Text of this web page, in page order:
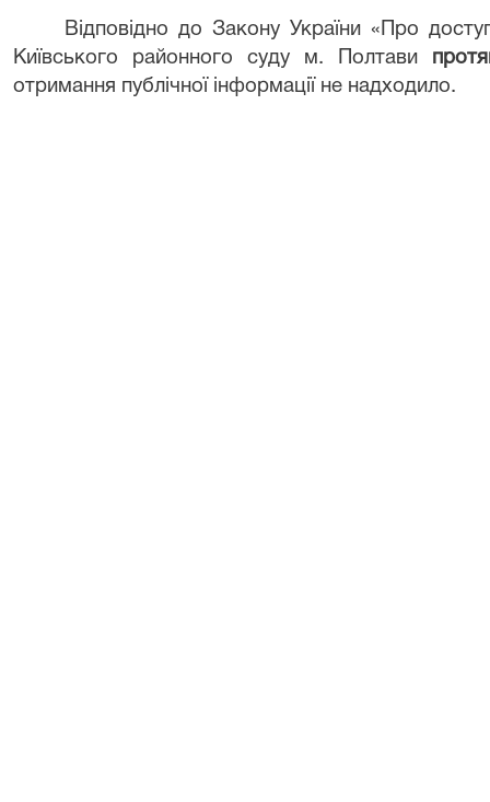
Відповідно до Закону України «Про
Київського районного суду м. Полтави
отримання публічної інформації не надходило.